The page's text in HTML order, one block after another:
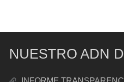
NUESTRO ADN